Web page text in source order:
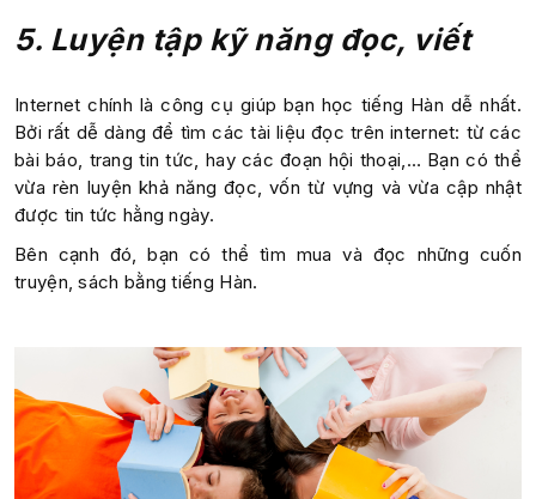
5. Luyện tập kỹ năng đọc, viết
Internet chính là công cụ giúp bạn học tiếng Hàn dễ nhất.
Bởi rất dễ dàng để tìm các tài liệu đọc trên internet: từ các
bài báo, trang tin tức, hay các đoạn hội thoại,… Bạn có thể
vừa rèn luyện khả năng đọc, vốn từ vựng và vừa cập nhật
được tin tức hằng ngày.
Bên cạnh đó, bạn có thể tìm mua và đọc những cuốn
truyện, sách bằng tiếng Hàn.